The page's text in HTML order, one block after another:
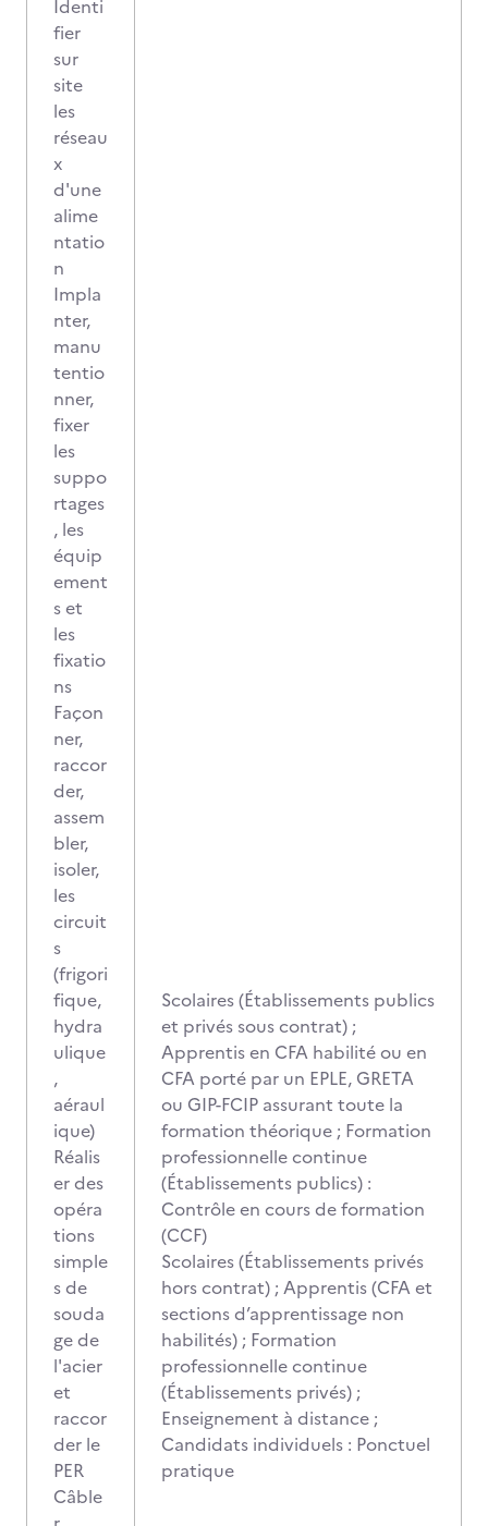
Identi
fier
sur
site
les
réseau
x
d'une
alime
ntatio
n
Impla
nter,
manu
tentio
nner,
fixer
les
suppo
rtages
, les
équip
ement
s et
les
fixatio
ns
Façon
ner,
raccor
der,
assem
bler,
isoler,
les
circuit
s
(frigori
fique,
hydra
ulique
,
aéraul
ique)
Réalis
er des
opéra
tions
simple
s de
souda
ge de
l'acier
et
raccor
der le
PER
Câble
Scolaires (Établissements publics
et privés sous contrat) ;
Apprentis en CFA habilité ou en
CFA porté par un EPLE, GRETA
ou GIP-FCIP assurant toute la
formation théorique ; Formation
professionnelle continue
(Établissements publics) :
Contrôle en cours de formation
(CCF)
Scolaires (Établissements privés
hors contrat) ; Apprentis (CFA et
sections d’apprentissage non
habilités) ; Formation
professionnelle continue
(Établissements privés) ;
Enseignement à distance ;
Candidats individuels : Ponctuel
pratique